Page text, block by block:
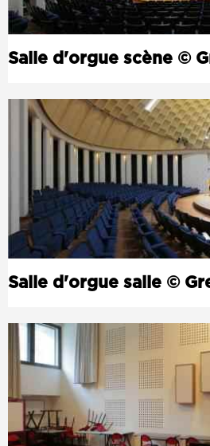
Salle d'orgue scène ©
Salle d'orgue salle ©